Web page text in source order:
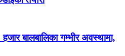
बालबालिका गम्भीर अवस्थामा,